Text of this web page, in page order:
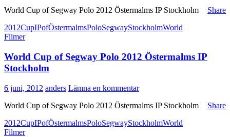
Share
World Cup of Segway Polo 2012 Östermalms IP Stockholm
2012CupIPofÖstermalmsPoloSegwayStockholmWorld
Filmer
World Cup of Segway Polo 2012 Östermalms IP
Stockholm
6 juni, 2012 anders Lämna en kommentar
Share
World Cup of Segway Polo 2012 Östermalms IP Stockholm
2012CupIPofÖstermalmsPoloSegwayStockholmWorld
Filmer